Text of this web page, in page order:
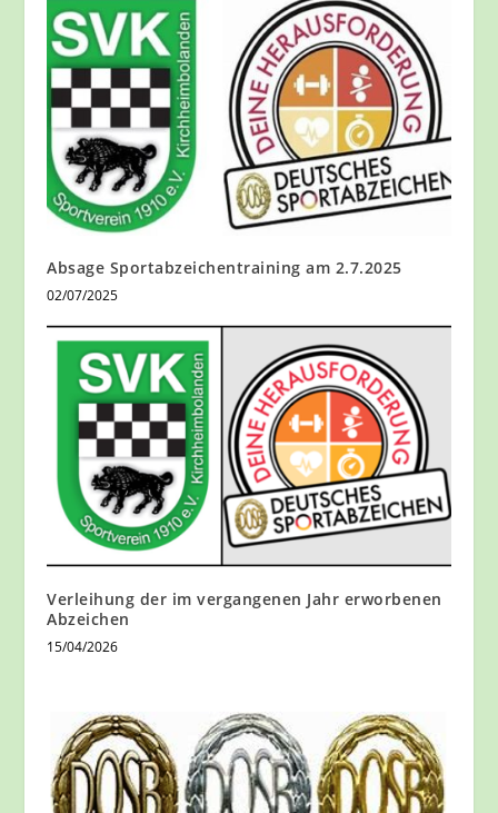
Absage Sportabzeichentraining am 2.7.2025
02/07/2025
Verleihung der im vergangenen Jahr erworbenen
Abzeichen
15/04/2026